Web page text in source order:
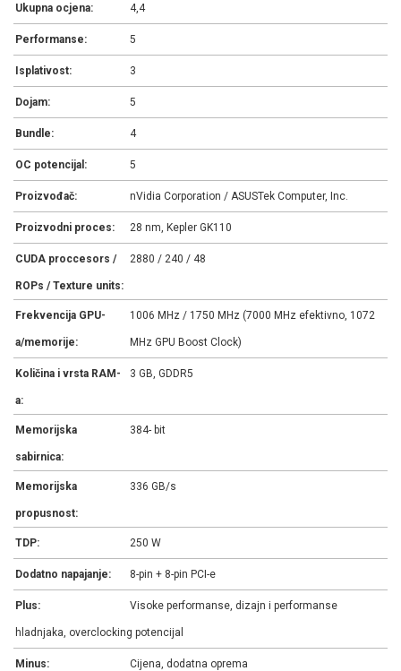
Ukupna ocjena: 4,4
Performanse: 5
Isplativost: 3
Dojam: 5
Bundle: 4
OC potencijal: 5
Proizvođač: nVidia Corporation / ASUSTek Computer, Inc.
Proizvodni proces: 28 nm, Kepler GK110
CUDA proccesors /
ROPs / Texture units:
2880 / 240 / 48
Frekvencija GPU-
a/memorije:
1006 MHz / 1750 MHz (7000 MHz efektivno, 1072
MHz GPU Boost Clock)
Količina i vrsta RAM-
a:
3 GB, GDDR5
Memorijska
sabirnica:
384- bit
Memorijska
propusnost:
336 GB/s
TDP: 250 W
Dodatno napajanje: 8-pin + 8-pin PCI-e
Plus: Visoke performanse, dizajn i performanse
hladnjaka, overclocking potencijal
Minus: Cijena, dodatna oprema